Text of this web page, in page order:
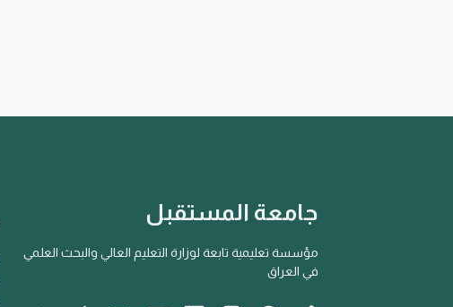
جامعة المستقبل
مؤسسة تعليمية تابعة لوزارة التعليم العالي والبحث العلمي
في العراق